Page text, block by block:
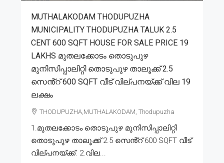
MUTHALAKODAM THODUPUZHA
MUNICIPALITY THODUPUZHA TALUK 2.5
CENT 600 SQFT HOUSE FOR SALE PRICE 19
LAKHS മുതലക്കോടം തൊടുപുഴ
മുനിസിപ്പാലിറ്റി തൊടുപുഴ താലൂക്ക് 2.5
സെൻ്റ് 600 SQFT വീട് വില്പനയ്ക്ക് വില 19
ലക്ഷം
THODUPUZHA,MUTHALAKODAM, Thodupuzha
1.മുതലക്കോടം തൊടുപുഴ മുനിസിപ്പാലിറ്റി
തൊടുപുഴ താലൂക്ക് 2.5 സെൻ്റ് 600 SQFT വീട്
വില്പനയ്ക്ക്. 2.വില...